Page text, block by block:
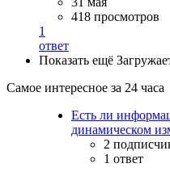
418 просмотров
1
ответ
Показать ещё
Самое интересное за 24 часа
Есть ли
динамическом
2
1 ответ